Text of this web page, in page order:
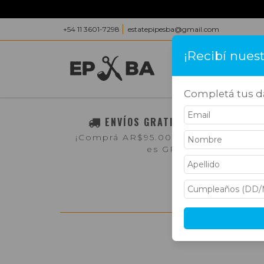
+54 11 3601-7298 estatepipesba@gmail.com
ENVÍOS GRATIS A TODO EL PAÍS
¡Comprá AR$95.000,- o más y el
es GRATIS!
¡Recibí
Completá tus